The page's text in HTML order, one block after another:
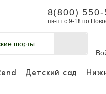
8(800) 550-
пн-пт с 9-18 по
шорты
Детский сад